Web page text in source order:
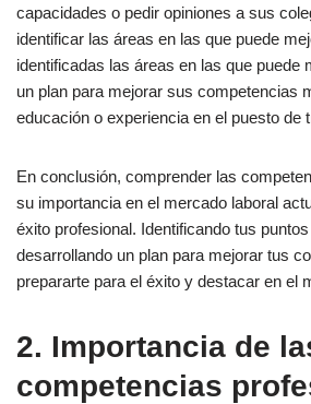
6. Conexión en red
Asociaciones profesionales
Conferencias y eventos
7. Tutoría
8. Retroalimentación y reflexión
Recibir comentarios
Reflexión
capacidades o pedir opiniones a sus
identificar las áreas en las que puede
identificadas las áreas en las que puede
un plan para mejorar sus competencias
educación o experiencia en el puesto de
En conclusión, comprender las
su importancia en el mercado laboral
éxito profesional. Identificando tus
desarrollando un plan para mejorar tus
prepararte para el éxito y destacar en el
2. Importancia de
competencias